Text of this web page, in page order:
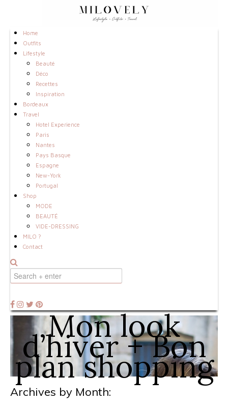
Home
Outfits
Lifestyle
Beauté
Déco
Recettes
Inspiration
Bordeaux
Travel
Hotel Experience
Paris
Nantes
Pays Basque
Espagne
New-York
Portugal
Shop
MODE
BEAUTÉ
VIDE-DRESSING
MILO ?
Contact
Mon look
d’hiver + Bon
plan shopping
Archives by Month: